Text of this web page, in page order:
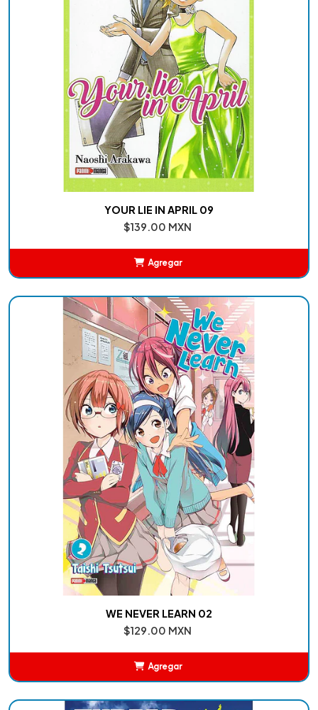
YOUR LIE IN APRIL 09
$139.00 MXN
Agregar
WE NEVER LEARN 02
$129.00 MXN
Agregar